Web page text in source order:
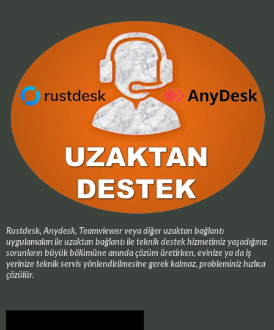
Rustdesk, Anydesk, Teamviewer veya diğer uzaktan bağlantı
uygulamaları ile uzaktan bağlantı ile teknik destek hizmetimiz yaşadığınız
sorunların büyük bölümüne anında çözüm üretirken, evinize ya da iş
yerinize teknik servis yönlendirilmesine gerek kalmaz, probleminiz hızlıca
çözülür.